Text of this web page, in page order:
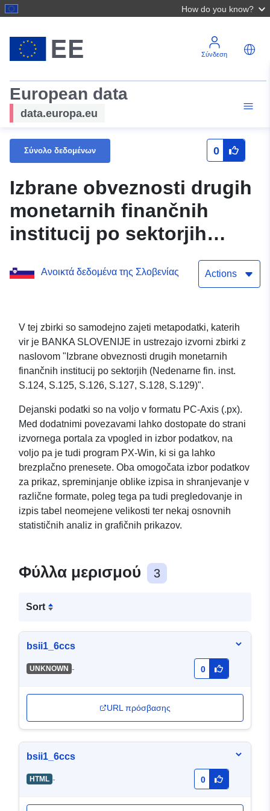
How do you know?
Σύνδεση
European data
data.europa.eu
Σύνολο δεδομένων 0
Izbrane obveznosti drugih
monetarnih finančnih
institucij po sektorjih
(Nedenarne fin. inst. S.124,
S.125, S.126, S.127, S.128,
Ανοικτά δεδομένα της Σλοβενίας Actions
V tej zbirki so samodejno zajeti metapodatki, katerih
vir je BANKA SLOVENIJE in ustrezajo izvorni zbirki z
naslovom "Izbrane obveznosti drugih monetarnih
finančnih institucij po sektorjih (Nedenarne fin. inst.
S.124, S.125, S.126, S.127, S.128, S.129)".
Dejanski podatki so na voljo v formatu PC-Axis (.px).
Med dodatnimi povezavami lahko dostopate do strani
izvornega portala za vpogled in izbor podatkov, na
voljo pa je tudi program PX-Win, ki si ga lahko
brezplačno prenesete. Oba omogočata izbor podatkov
za prikaz, spreminjanje oblike izpisa in shranjevanje v
različne formate, poleg tega pa tudi pregledovanje in
izpis tabel neomejene velikosti ter nekaj osnovnih
statističnih analiz in grafičnih prikazov.
Φύλλα μερισμού 3
Sort
bsii1_6ccs
UNKNOWN - 0
URL πρόσβασης
bsii1_6ccs
HTML - 0